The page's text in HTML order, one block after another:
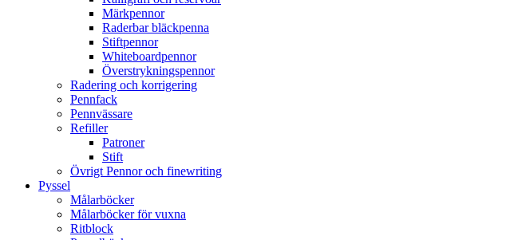
Märkpennor
Raderbar bläckpenna
Stiftpennor
Whiteboardpennor
Överstrykningspennor
Radering och korrigering
Pennfack
Pennvässare
Refiller
Patroner
Stift
Övrigt Pennor och finewriting
Pyssel
Målarböcker
Målarböcker för vuxna
Ritblock